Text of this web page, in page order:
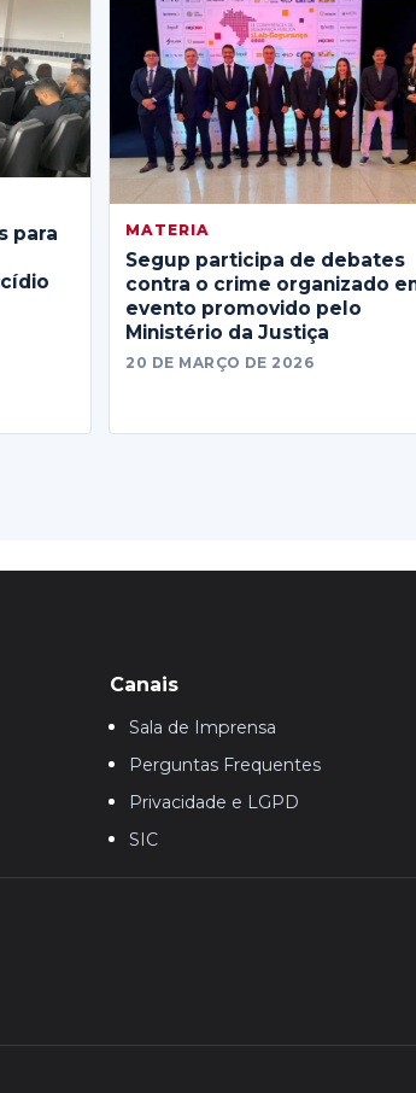
para
MATERIA
Segup participa de debates
contra o crime organizado
evento promovido pelo
Ministério da Justiça
20 DE MARÇO DE 2026
Canais
Sala de Imprensa
Perguntas Frequentes
Privacidade e LGPD
SIC